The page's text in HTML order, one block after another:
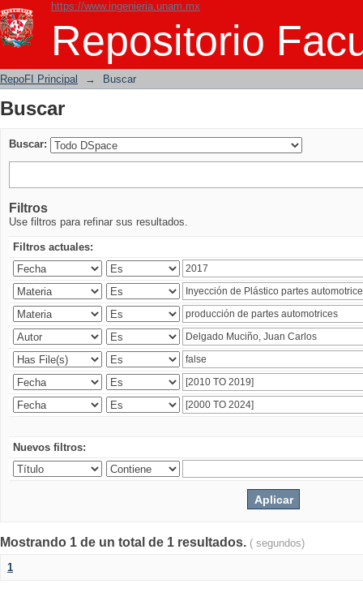
https://www.ingenieria.unam.mx
Repositorio
Buscar
RepoFI Principal → Buscar
Buscar
Buscar:
Filtros
Use filtros para refinar sus resultados.
Filtros actuales:
Nuevos filtros:
Mostrando 1 de un total de 1 resultados. ( segundos)
1